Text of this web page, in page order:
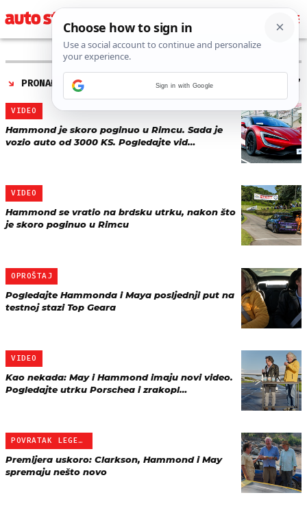
PRONAĐENO 35 REZULTATA ZA TAG “RICHARD HAMMOND ”
VIDEO
Hammond je skoro poginuo u Rimcu. Sada je
vozio auto od 3000 KS. Pogledajte vid…
VIDEO
Hammond se vratio na brdsku utrku, nakon što
je skoro poginuo u Rimcu
OPROŠTAJ
Pogledajte Hammonda i Maya posljednji put na
testnoj stazi Top Geara
VIDEO
Kao nekada: May i Hammond imaju novi video.
Pogledajte utrku Porschea i zrakopl…
POVRATAK LEGENDI
Premijera uskoro: Clarkson, Hammond i May
spremaju nešto novo
Sign in with Google